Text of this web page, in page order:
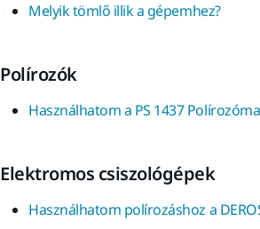
Melyik tömlő illik a gépemhez?
Polírozók
Használhatom a PS 1437
Elektromos csiszológépek
Használhatom polírozáshoz a